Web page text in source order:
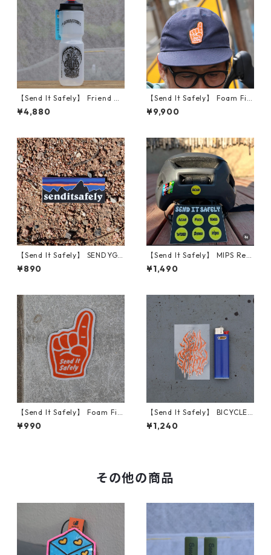
【Send It Safely】 Friend Of
The Devil 30oz
¥4,880
【Send It Safely】 Foam Fin
ger MUSA Hats
¥9,900
【Send It Safely】 SENDYGO
NIA STICKER
¥890
【Send It Safely】 MIPS Repl
acement
¥1,490
【Send It Safely】 Foam Fin
ger Reflective
¥990
【Send It Safely】 BICYCLE
VVIZARD
¥1,240
その他の商品